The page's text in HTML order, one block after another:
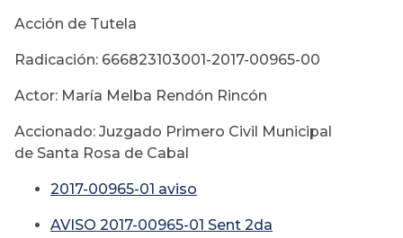
Acción de Tutela
Radicación: 666823103001-2017-00965-00
Actor: María Melba Rendón Rincón
Accionado: Juzgado Primero Civil Municipal
de Santa Rosa de Cabal
2017-00965-01 aviso
AVISO 2017-00965-01 Sent 2da